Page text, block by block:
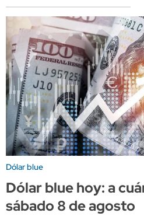
Dólar blue
Dólar blue hoy: a
sábado 8 de agosto